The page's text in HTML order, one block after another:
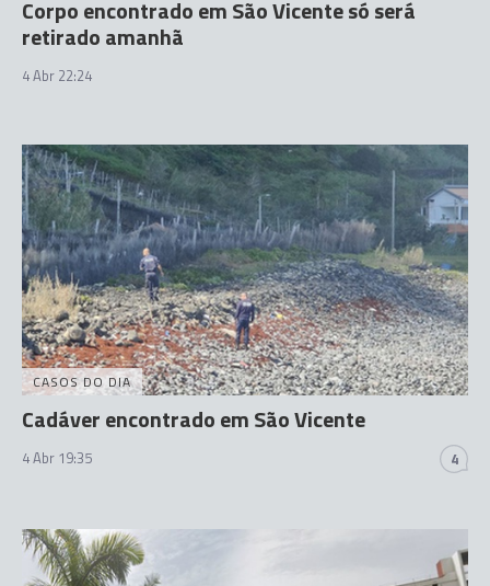
Corpo encontrado em São Vicente só será
retirado amanhã
4 Abr 22:24
CASOS DO DIA
Cadáver encontrado em São Vicente
4 Abr 19:35 4